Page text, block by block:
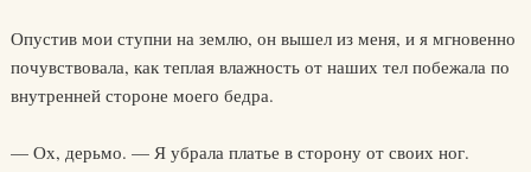
Опустив мои ступни на землю, он вышел из меня, и я мгновенно
почувствовала, как теплая влажность от наших тел побежала по
внутренней стороне моего бедра.
— Ох, дерьмо. — Я убрала платье в сторону от своих ног.